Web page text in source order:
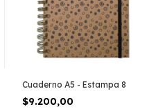
Cuaderno A5 - Estampa 8
$9.200,00